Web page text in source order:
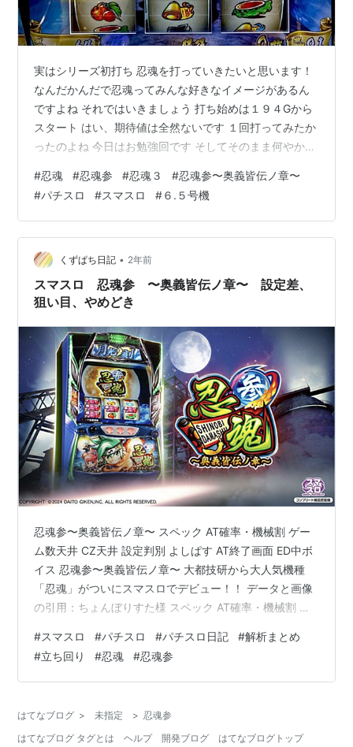
実はシリーズ初打ち 忍魂を打っていきたいと思います！
なんだかんだで忍魂ってみんな好きなイメージがあるん
ですよね それではいきましょう 打ち始めは１９４Gから
スタート はい、期待値は全然ないです １回打ってみたか
ったのよね 今日はお勉強回です そしてそのまま何やかん
か緑だし、まだ８０刻もあるしで本当に期待値ないと思
います。 ちなみにどんな台か知らんですね 周期到達でレ
ア役を引いてCZに入れてね みたいな台であってます？
ってことで周期到達 そしてスイカを引きます ハズします
おかしいな。５０％って見たんだけどな これの繰り返し
ですね 天井９７…
#忍魂 #忍魂参 #忍魂３ #忍魂参〜奥義皆伝ノ章〜
#パチスロ #スマスロ #６.５号機
くずぱち日記 • 2年前
スマスロ 忍魂参 〜奥義皆伝ノ章〜 設定差、
狙い目、やめどき
忍魂参〜奥義皆伝ノ章〜 スペック AT確率・機械割 ゲー
ム数天井 CZ天井 設定判別 よしぱす AT終了画面 ED中ボ
イス 忍魂参〜奥義皆伝ノ章〜 大都技研から大人気機種
「忍魂」がついにスマスロでデビュー！！ データと画像
の引用：ちょんぼりすた様 スペック AT確率・機械割 設
に突入。 ※設定変更時は、５７９Gに短縮されます。 CZ
天井 周期4スルー後5回目の周期でCZ確定。 設定判別 よ
しぱす 神速ノ刻終了画面で右下に表示される「よしぱ
面で設定示唆アリ。楓ちゃんなら６濃厚 ED中…
#スマスロ #パチスロ #パチスロ日記 #解析まとめ
#立ち回り #忍魂 #忍魂参
はてなブログ > 未指定 > 忍魂参
はてなブログ タグとは
ヘルプ 開発ブログ はてなブログトップ